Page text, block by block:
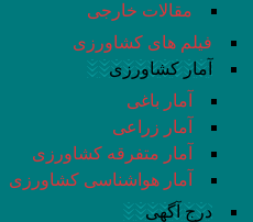
مقالات خارجی
فیلم های کشاورزی
آمار کشاورزی
آمار باغی
آمار زراعی
آمار متفرقه کشاورزی
آمار هواشناسی کشاورزی
درج آگهی